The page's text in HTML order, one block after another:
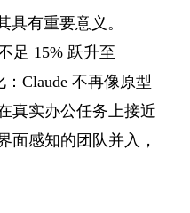
具有重要意义。
足 15% 跃升至
Claude 不再像原型
真实办公任务上接近
面感知的团队并入，